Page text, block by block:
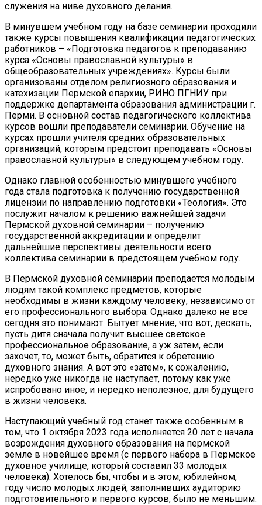
служения на ниве духовного делания.
В минувшем учебном году на базе семинарии проходили
также курсы повышения квалификации педагогических
работников – «Подготовка педагогов к преподаванию
курса «Основы православной культуры» в
общеобразовательных учреждениях». Курсы были
организованы отделом религиозного образования и
катехизации Пермской епархии, РИНО ПГНИУ при
поддержке департамента образования администрации г.
Перми. В основной состав педагогического коллектива
курсов вошли преподаватели семинарии. Обучение на
курсах прошли учителя средних образовательных
организаций, которым предстоит преподавать «Основы
православной культуры» в следующем учебном году.
Однако главной особенностью минувшего учебного
года стала подготовка к получению государственной
лицензии по направлению подготовки «Теология». Это
послужит началом к решению важнейшей задачи
Пермской духовной семинарии – получению
государственной аккредитации и определит
дальнейшие перспективы деятельности всего
коллектива семинарии в предстоящем учебном году.
В Пермской духовной семинарии преподается молодым
людям такой комплекс предметов, которые
необходимы в жизни каждому человеку, независимо от
его профессионального выбора. Однако далеко не все
сегодня это понимают. Бытует мнение, что вот, дескать,
пусть дитя сначала получит высшее светское
профессиональное образование, а уж затем, если
захочет, то, может быть, обратится к обретению
духовного знания. А вот это «затем», к сожалению,
нередко уже никогда не наступает, потому как уже
испробовано иное, и нередко неполезное, для будущего
в жизни человека.
Наступающий учебный год станет также особенным в
том, что 1 октября 2023 года исполняется 20 лет с начала
возрождения духовного образования на пермской
земле в новейшее время (с первого набора в Пермское
духовное училище, который составил 33 молодых
человека). Хотелось бы, чтобы и в этом, юбилейном,
году число молодых людей, заполнивших аудиторию
подготовительного и первого курсов, было не меньшим.